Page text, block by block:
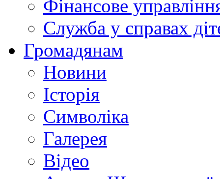
Фінансове
Служба у справах
Громадянам
Новини
Історія
Символіка
Галерея
Відео